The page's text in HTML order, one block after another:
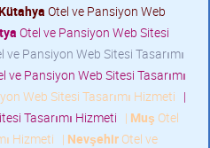
Otel ve Pansiyon Web
Otel ve Pansiyon Web Sitesi
ve Pansiyon Web Sitesi Tasarımı
ve Pansiyon Web Sitesi Tasarımı
Web Sitesi Tasarımı Hizmeti |
Tasarımı Hizmeti | Muş Otel
Hizmeti | Nevşehir Otel ve